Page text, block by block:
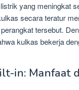
yang meningkat
secara teratur
tersebut.
kulkas bekerja
in: Manfaat